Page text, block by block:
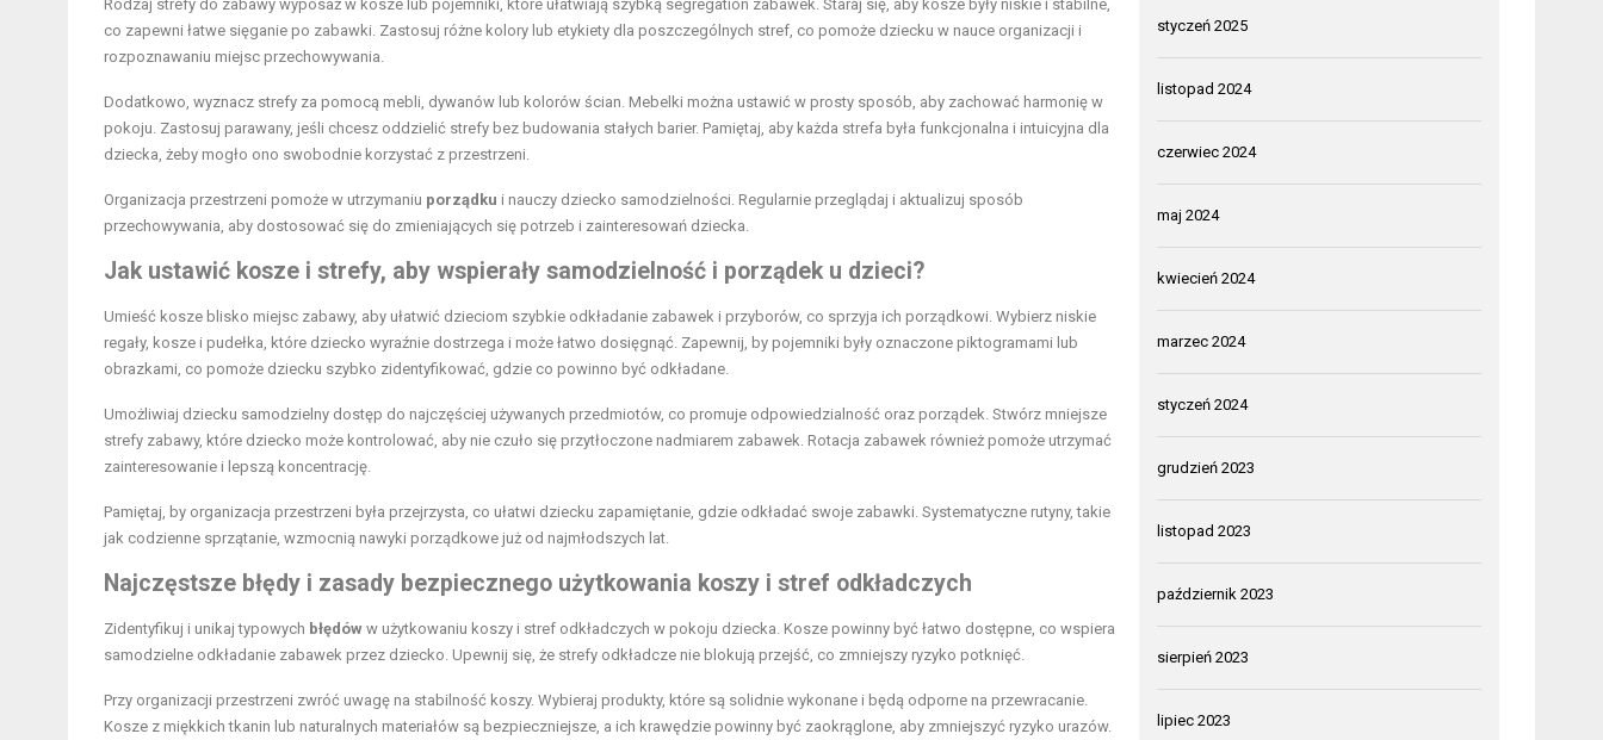
Rodzaj strefy do zabawy wyposaż w kosze lub pojemniki, które ułatwiają szybką segregation zabawek. Staraj się, aby kosze były niskie i stabilne,
co zapewni łatwe sięganie po zabawki. Zastosuj różne kolory lub etykiety dla poszczególnych stref, co pomoże dziecku w nauce organizacji i
rozpoznawaniu miejsc przechowywania.
Dodatkowo, wyznacz strefy za pomocą mebli, dywanów lub kolorów ścian. Mebelki można ustawić w prosty sposób, aby zachować harmonię w
pokoju. Zastosuj parawany, jeśli chcesz oddzielić strefy bez budowania stałych barier. Pamiętaj, aby każda strefa była funkcjonalna i intuicyjna dla
dziecka, żeby mogło ono swobodnie korzystać z przestrzeni.
Organizacja przestrzeni pomoże w utrzymaniu porządku i nauczy dziecko samodzielności. Regularnie przeglądaj i aktualizuj sposób
przechowywania, aby dostosować się do zmieniających się potrzeb i zainteresowań dziecka.
Jak ustawić kosze i strefy, aby wspierały samodzielność i porządek u dzieci?
Umieść kosze blisko miejsc zabawy, aby ułatwić dzieciom szybkie odkładanie zabawek i przyborów, co sprzyja ich porządkowi. Wybierz niskie
regały, kosze i pudełka, które dziecko wyraźnie dostrzega i może łatwo dosięgnąć. Zapewnij, by pojemniki były oznaczone piktogramami lub
obrazkami, co pomoże dziecku szybko zidentyfikować, gdzie co powinno być odkładane.
Umożliwiaj dziecku samodzielny dostęp do najczęściej używanych przedmiotów, co promuje odpowiedzialność oraz porządek. Stwórz mniejsze
strefy zabawy, które dziecko może kontrolować, aby nie czuło się przytłoczone nadmiarem zabawek. Rotacja zabawek również pomoże utrzymać
zainteresowanie i lepszą koncentrację.
Pamiętaj, by organizacja przestrzeni była przejrzysta, co ułatwi dziecku zapamiętanie, gdzie odkładać swoje zabawki. Systematyczne rutyny, takie
jak codzienne sprzątanie, wzmocnią nawyki porządkowe już od najmłodszych lat.
Najczęstsze błędy i zasady bezpiecznego użytkowania koszy i stref odkładczych
Zidentyfikuj i unikaj typowych błędów w użytkowaniu koszy i stref odkładczych w pokoju dziecka. Kosze powinny być łatwo dostępne, co wspiera
samodzielne odkładanie zabawek przez dziecko. Upewnij się, że strefy odkładcze nie blokują przejść, co zmniejszy ryzyko potknięć.
Przy organizacji przestrzeni zwróć uwagę na stabilność koszy. Wybieraj produkty, które są solidnie wykonane i będą odporne na przewracanie.
Kosze z miękkich tkanin lub naturalnych materiałów są bezpieczniejsze, a ich krawędzie powinny być zaokrąglone, aby zmniejszyć ryzyko urazów.
styczeń 2025
listopad 2024
czerwiec 2024
maj 2024
kwiecień 2024
marzec 2024
styczeń 2024
grudzień 2023
listopad 2023
październik 2023
sierpień 2023
lipiec 2023